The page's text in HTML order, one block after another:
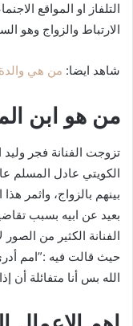
التلفاز او المواقع
الارتباط والزواج وهو
شاهد ايضا: من هي والدة
من هو ابن
تزوجت الفنانة فجر وليد
بينهم بالزواج، واثمر
بعيد عن ابيه بسبب
الفنانة الكثير من
حيث قالت فيه :”امم
الله بس أنا متفائلة أن